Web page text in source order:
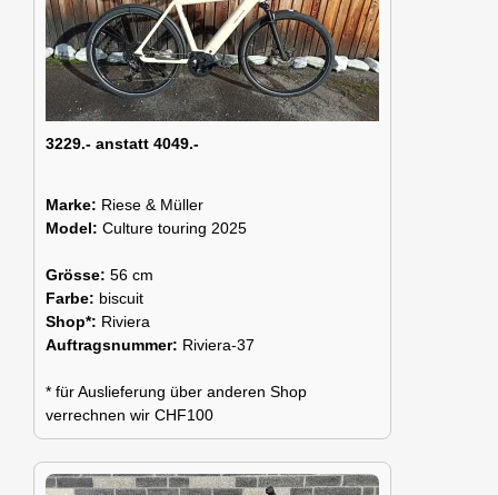
3229.- anstatt 4049.-
Marke: Riese & Müller
Model: Culture touring 2025
Grösse: 56 cm
Farbe: biscuit
Shop*: Riviera
Auftragsnummer: Riviera-37
* für Auslieferung über anderen Shop
verrechnen wir CHF100